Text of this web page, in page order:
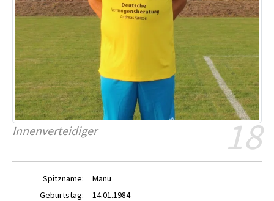
18
Innenverteidiger
Spitzname:
Manu
Geburtstag:
14.01.1984